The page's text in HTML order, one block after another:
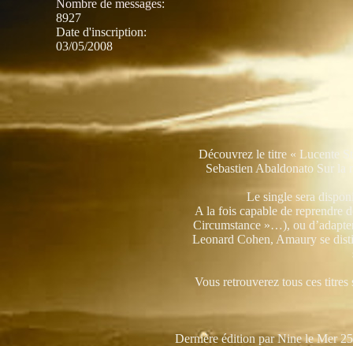
Nombre de messages:
8927
Date d'inscription:
03/05/2008
Découvrez le titre « Lucente
Sebastien Abaldonato Sur la
Le single sera
A la fois capable de reprendre
Circumstance »…), ou
Leonard Cohen, Amaury se
Vous retrouverez tous ces
Dernière édition par Nine le Mer